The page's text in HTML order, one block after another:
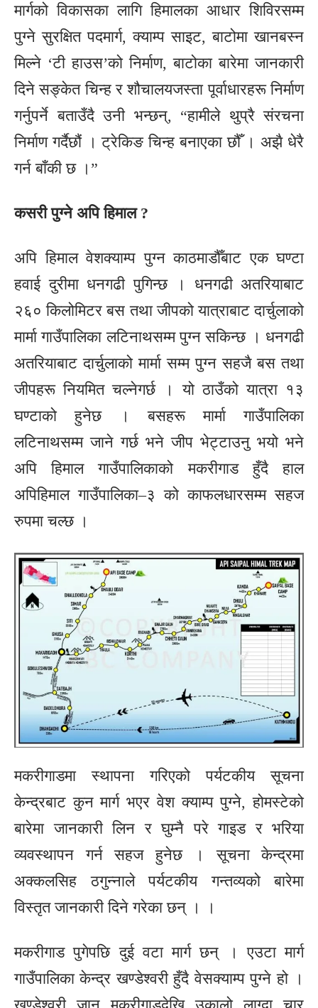
मार्गको विकासका लागि हिमालका आधार शिविरसम्म
पुग्ने सुरक्षित पदमार्ग, क्याम्प साइट, बाटोमा खानबस्न
मिल्ने ‘टी हाउस’को निर्माण, बाटोका बारेमा जानकारी
दिने सङ्केत चिन्ह र शौचालयजस्ता पूर्वाधारहरू निर्माण
गर्नुपर्ने बताउँदै उनी भन्छन्, “हामीले थुप्रै संरचना
निर्माण गर्दैछौं । ट्रेकिङ चिन्ह बनाएका छौँ । अझै धेरै
गर्न बाँकी छ ।”
कसरी पुग्ने अपि हिमाल ?
अपि हिमाल वेशक्याम्प पुग्न काठमाडौँबाट एक घण्टा
हवाई दुरीमा धनगढी पुगिन्छ । धनगढी अतरियाबाट
२६० किलोमिटर बस तथा जीपको यात्राबाट दार्चुलाको
मार्मा गाउँपालिका लटिनाथसम्म पुग्न सकिन्छ । धनगढी
अतरियाबाट दार्चुलाको मार्मा सम्म पुग्न सहजै बस तथा
जीपहरू नियमित चल्नेगर्छ । यो ठाउँको यात्रा १३
घण्टाको हुनेछ । बसहरू मार्मा गाउँपालिका
लटिनाथसम्म जाने गर्छ भने जीप भेट्टाउनु भयो भने
अपि हिमाल गाउँपालिकाको मकरीगाड हुँदै हाल
अपिहिमाल गाउँपालिका–३ को काफलधारसम्म सहज
रुपमा चल्छ ।
मकरीगाडमा स्थापना गरिएको पर्यटकीय सूचना
केन्द्रबाट कुन मार्ग भएर वेश क्याम्प पुग्ने, होमस्टेको
बारेमा जानकारी लिन र घुम्नै परे गाइड र भरिया
व्यवस्थापन गर्न सहज हुनेछ । सूचना केन्द्रमा
अक्कलसिह ठगुन्नाले पर्यटकीय गन्तव्यको बारेमा
विस्तृत जानकारी दिने गरेका छन् । ।
मकरीगाड पुगेपछि दुई वटा मार्ग छन् । एउटा मार्ग
गाउँपालिका केन्द्र खण्डेश्वरी हुँदै वेसक्याम्प पुग्ने हो ।